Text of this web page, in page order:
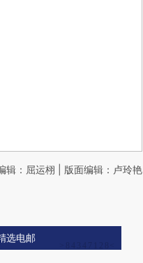
辑：屈运栩 | 版面编辑：卢玲艳
选电邮